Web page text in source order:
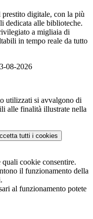
digitale, con la più
dedicata alle biblioteche.
a migliaia di
in tempo reale da tutto
08-2026
utilizzati si avvalgono di
alle finalità illustrate nella
tutti i cookies
quali cookie consentire.
il funzionamento della
al funzionamento potete